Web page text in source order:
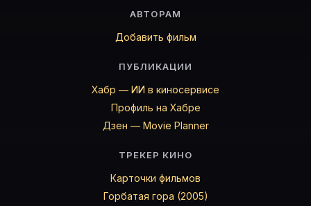
АВТОРАМ
Добавить фильм
ПУБЛИКАЦИИ
Хабр — ИИ в киносервисе
Профиль на Хабре
Дзен — Movie Planner
ТРЕКЕР КИНО
Карточки фильмов
Горбатая гора (2005)